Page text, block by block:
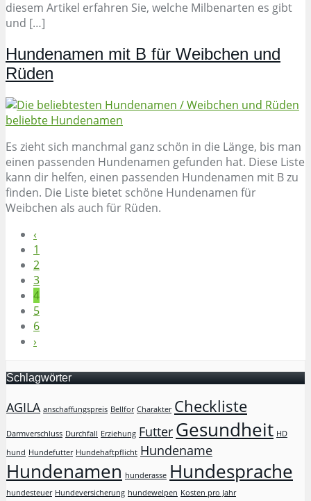
diesem Artikel erfahren Sie, welche Milbenarten es gibt
und […]
Hundenamen mit B für Weibchen und
Rüden
Es zieht sich manchmal ganz schön in die Länge, bis man
einen passenden Hundenamen gefunden hat. Diese Liste
kann dir helfen, einen passenden Hundenamen mit B zu
finden. Die Liste bietet schöne Hundenamen für
Weibchen als auch für Rüden.
‹
1
2
3
4
5
6
›
Schlagwörter
AGILA anschaffungspreis Bellfor Charakter Checkliste
Darmverschluss Durchfall Erziehung Futter Gesundheit HD
hund Hundefutter Hundehaftpflicht Hundename
Hundenamen hunderasse Hundesprache
hundesteuer Hundeversicherung hundewelpen Kosten pro Jahr